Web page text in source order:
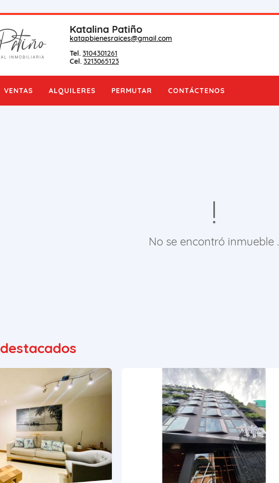
Katalina Patiño
katapbienesraices@gmail.com
Tel. 3104301261
Cel. 3213065123
VENTAS ALQUILERES PERMUTAR CONTÁCTENOS
No se encontró inmueble .
destacados